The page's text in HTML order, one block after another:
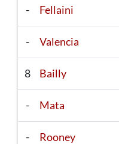
- Fellaini
- Valencia
8 Bailly
- Mata
- Rooney